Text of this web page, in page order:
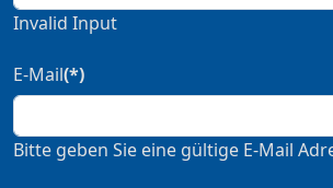
Invalid Input
E-Mail(*)
Bitte geben Sie eine gültige E-Mail